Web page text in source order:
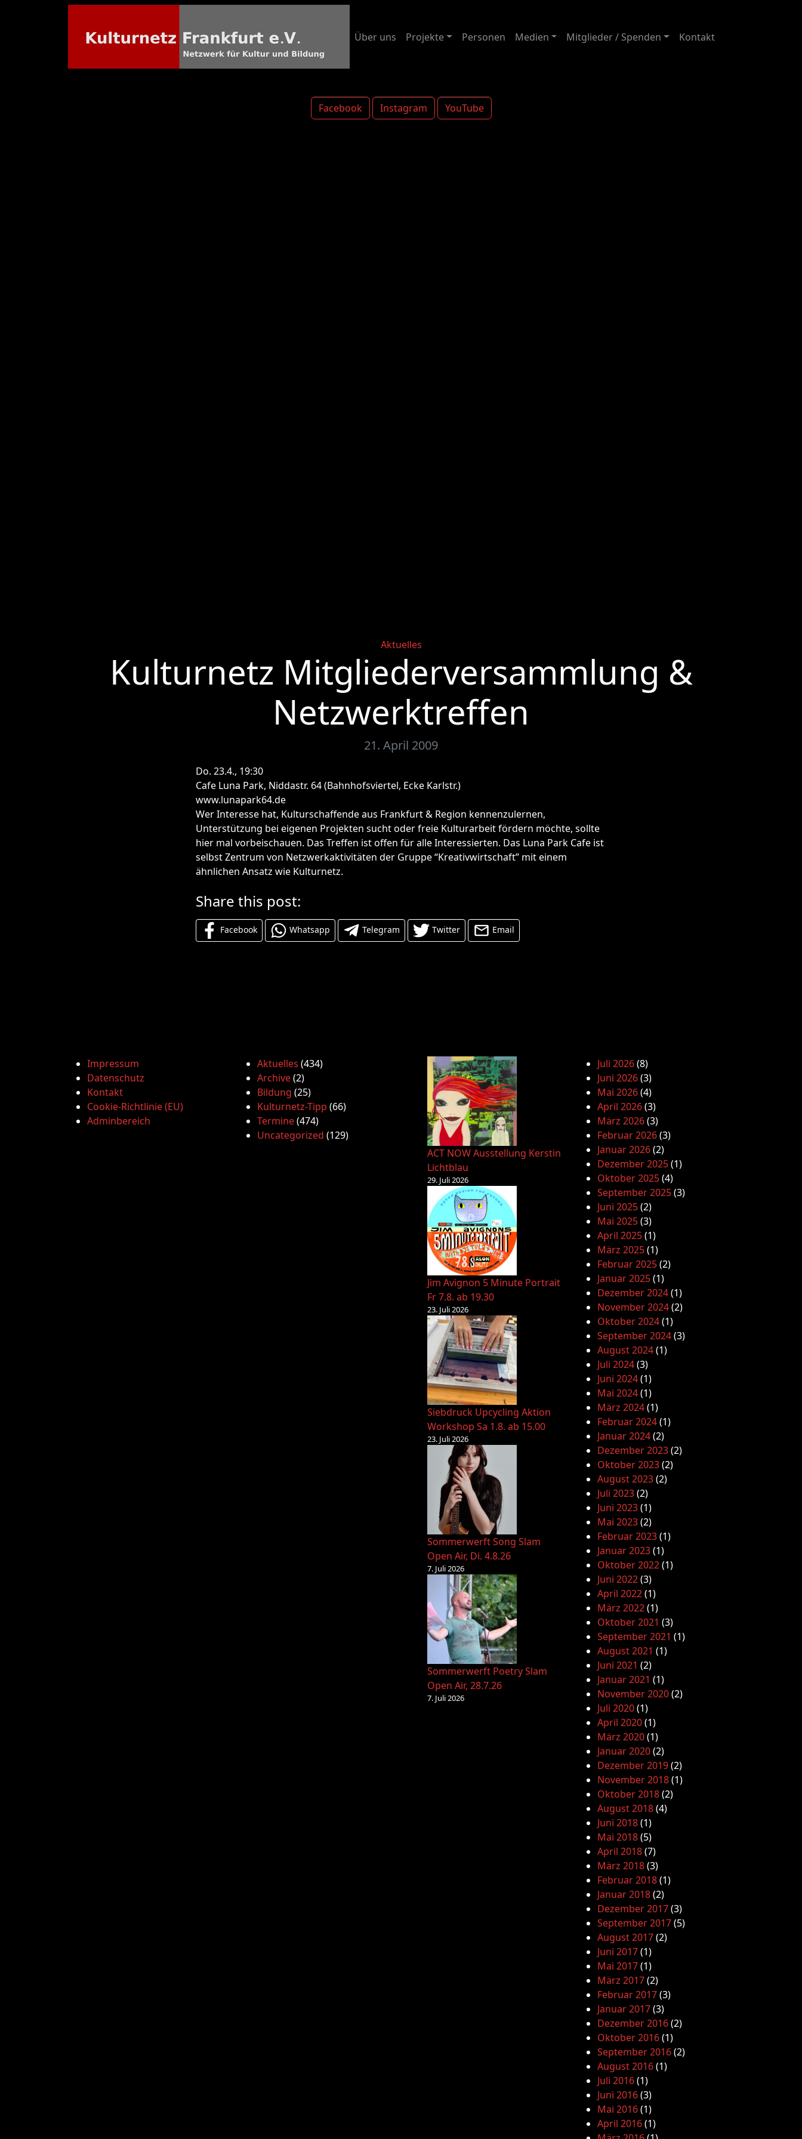
Facebook Instagram YouTube
Über uns Projekte Personen Medien Mitglieder / Spenden Kontakt
Categories
Aktuelles
Kulturnetz Mitgliederversammlung &
Netzwerktreffen
21. April 2009
Do. 23.4., 19:30
Cafe Luna Park, Niddastr. 64 (Bahnhofsviertel, Ecke Karlstr.)
www.lunapark64.de
Wer Interesse hat, Kulturschaffende aus Frankfurt & Region kennenzulernen,
Unterstützung bei eigenen Projekten sucht oder freie Kulturarbeit fördern möchte, sollte
hier mal vorbeischauen. Das Treffen ist offen für alle Interessierten. Das Luna Park Cafe ist
selbst Zentrum von Netzwerkaktivitäten der Gruppe “Kreativwirtschaft” mit einem
ähnlichen Ansatz wie Kulturnetz.
Share this post:
Facebook Whatsapp Telegram Twitter Email
Impressum
Datenschutz
Kontakt
Cookie-Richtlinie (EU)
Adminbereich
Aktuelles (434)
Archive(2)
Bildung (25)
Kulturnetz-Tipp (66)
Termine(474)
Uncategorized (129)
ACT NOW Ausstellung Kerstin
Lichtblau
29. Juli 2026
Jim Avignon 5 Minute Portrait
Fr 7.8. ab 19.30
23. Juli 2026
Siebdruck Upcycling Aktion
Workshop Sa 1.8. ab 15.00
23. Juli 2026
Sommerwerft Song Slam
Open Air, Di. 4.8.26
7. Juli 2026
Sommerwerft Poetry Slam
Open Air, 28.7.26
7. Juli 2026
Juli 2026(8)
Juni 2026(3)
Mai 2026(4)
April 2026(3)
März 2026(3)
Februar 2026(3)
Januar 2026(2)
Dezember 2025(1)
Oktober 2025(4)
September 2025(3)
Juni 2025(2)
Mai 2025(3)
April 2025(1)
März 2025(1)
Februar 2025(2)
Januar 2025(1)
Dezember 2024(1)
November 2024(2)
Oktober 2024(1)
September 2024(3)
August 2024(1)
Juli 2024(3)
Juni 2024(1)
Mai 2024(1)
März 2024(1)
Februar 2024(1)
Januar 2024(2)
Dezember 2023(2)
Oktober 2023(2)
August 2023(2)
Juli 2023(2)
Juni 2023(1)
Mai 2023(2)
Februar 2023(1)
Januar 2023(1)
Oktober 2022(1)
Juni 2022(3)
April 2022(1)
März 2022(1)
Oktober 2021 (3)
September 2021 (1)
August 2021 (1)
Juni 2021 (2)
Januar 2021 (1)
November 2020(2)
Juli 2020(1)
April 2020(1)
März 2020(1)
Januar 2020(2)
Dezember 2019(2)
November 2018(1)
Oktober 2018(2)
August 2018(4)
Juni 2018(1)
Mai 2018(5)
April 2018(7)
März 2018(3)
Februar 2018(1)
Januar 2018(2)
Dezember 2017(3)
September 2017(5)
August 2017(2)
Juni 2017(1)
Mai 2017(1)
März 2017(2)
Februar 2017(3)
Januar 2017(3)
Dezember 2016(2)
Oktober 2016(1)
September 2016(2)
August 2016(1)
Juli 2016(1)
Juni 2016(3)
Mai 2016(1)
April 2016(1)